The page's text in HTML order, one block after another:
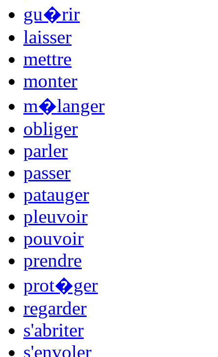
gu�rir
laisser
mettre
monter
m�langer
obliger
parler
passer
patauger
pleuvoir
pouvoir
prendre
prot�ger
regarder
s'abriter
s'envoler